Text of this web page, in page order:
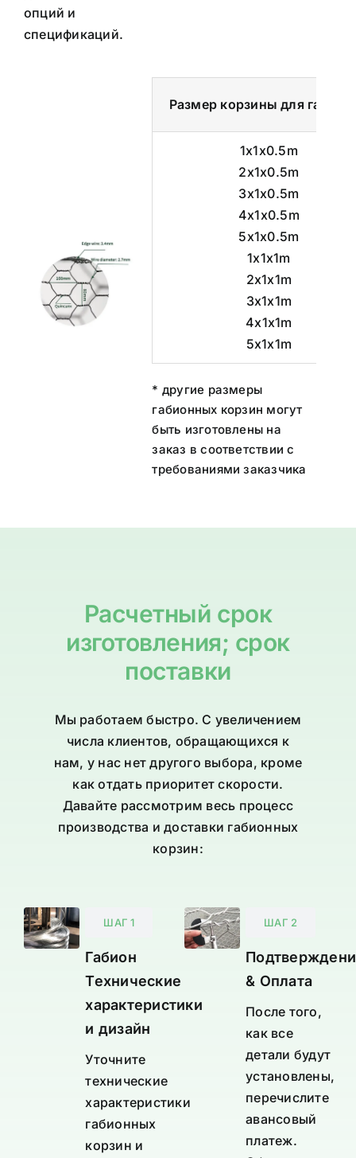
опций и
спецификаций.
Размер корзины для
1x1x0.5m
2x1x0.5m
3x1x0.5m
4x1x0.5m
5x1x0.5m
1x1x1m
2x1x1m
3x1x1m
4x1x1m
5x1x1m
* другие размеры
габионных корзин могут
быть изготовлены на
заказ в соответствии с
требованиями заказчика
Расчетный срок
изготовления; срок
поставки
Мы работаем быстро. С увеличением
числа клиентов, обращающихся к
нам, у нас нет другого выбора, кроме
как отдать приоритет скорости.
Давайте рассмотрим весь процесс
производства и доставки габионных
корзин:
ШАГ 1
Габион
Технические
характеристики
и дизайн
Уточните
технические
характеристики
габионных
корзин и
ШАГ 2
& Оплата
После того,
как все
детали будут
установлены,
перечислите
авансовый
платеж.